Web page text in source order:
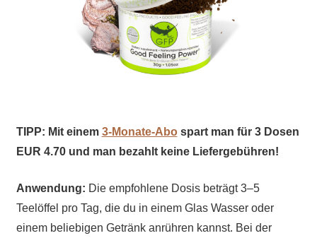
TIPP: Mit einem 3-Monate-Abospart man für 3 Dosen
EUR 4.70 und man bezahlt keine Liefergebühren!
Anwendung: Die empfohlene Dosis beträgt 3–5
Teelöffel pro Tag, die du in einem Glas Wasser oder
einem beliebigen Getränk anrühren kannst. Bei der